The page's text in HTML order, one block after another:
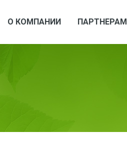
О КОМПАНИИ ПАРТНЕРАМ